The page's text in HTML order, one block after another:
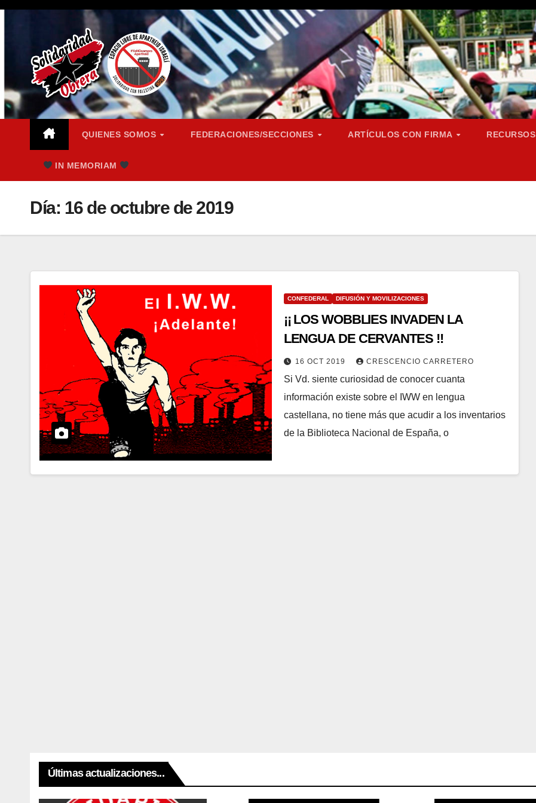
Saltar
QUIENES SOMOS FEDERACIONES/SECCIONES ARTÍCULOS CON FIRMA RECURSOS
IN MEMORIAM
Día: 16 de octubre de 2019
CONFEDERAL DIFUSIÓN Y MOVILIZACIONES
¡¡ LOS WOBBLIES INVADEN LA
LENGUA DE CERVANTES !!
16 OCT 2019 CRESCENCIO CARRETERO
Si Vd. siente curiosidad de conocer cuanta
información existe sobre el IWW en lengua
castellana, no tiene más que acudir a los inventarios
de la Biblioteca Nacional de España, o
Últimas actualizaciones...